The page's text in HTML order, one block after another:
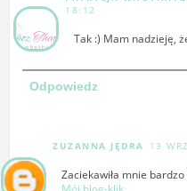
18:12
Tak :) Mam nadzieję,
Odpowiedz
ZUZANNA JĘDRA 13
Zaciekawiła mnie bardzo